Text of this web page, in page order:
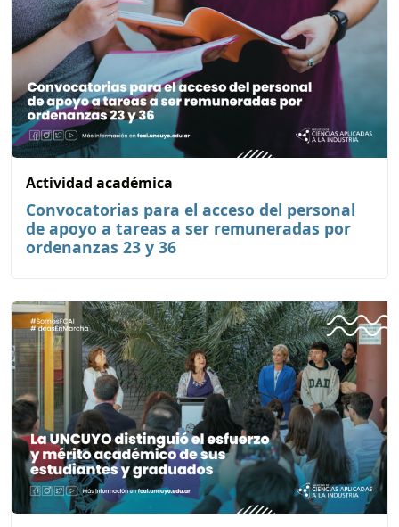
Actividad académica
Convocatorias para el acceso del personal
de apoyo a tareas a ser remuneradas por
ordenanzas 23 y 36